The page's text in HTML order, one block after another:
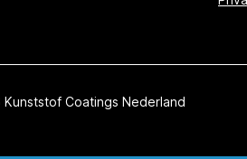
Coatings Nederland